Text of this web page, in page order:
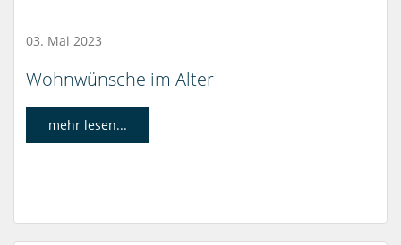
03. Mai 2023
Wohnwünsche im Alter
mehr lesen...